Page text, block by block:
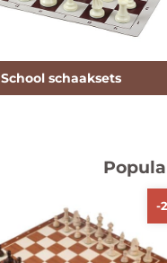
School schaaksets
-